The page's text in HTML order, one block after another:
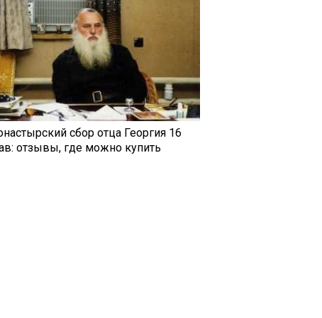
сбор отца Георгия 16
отзывы, где можно купить